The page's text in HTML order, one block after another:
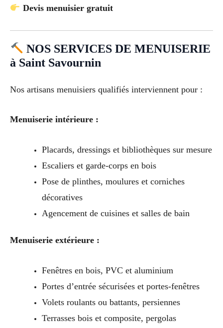
Devis menuisier gratuit
NOS SERVICES DE MENUISERIE
à Saint Savournin
Nos artisans menuisiers qualifiés interviennent pour :
Menuiserie intérieure :
Placards, dressings et bibliothèques sur mesure
Escaliers et garde-corps en bois
Pose de plinthes, moulures et corniches
décoratives
Agencement de cuisines et salles de bain
Menuiserie extérieure :
Fenêtres en bois, PVC et aluminium
Portes d’entrée sécurisées et portes-fenêtres
Volets roulants ou battants, persiennes
Terrasses bois et composite, pergolas